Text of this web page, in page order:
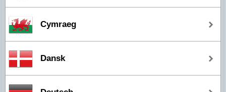
Cymraeg
Dansk